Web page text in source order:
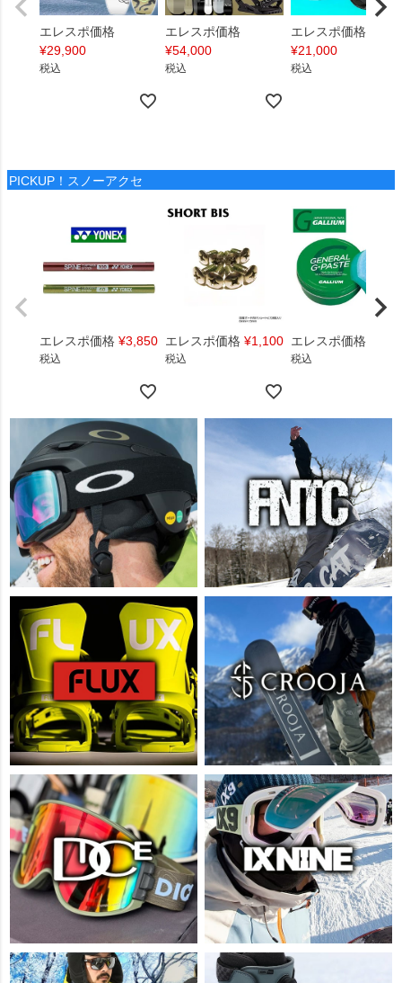
エレスポ価格
¥29,900
税込
エレスポ価格
¥54,000
税込
エレスポ価格
¥21,000
税込
PICKUP！スノーアクセ
エレスポ価格 ¥3,850
税込
エレスポ価格 ¥1,100
税込
エレスポ価格
税込